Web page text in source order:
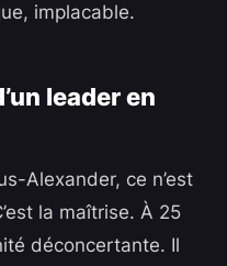
implacable.
leader en
Alexander, ce n’est
la maîtrise. À 25
déconcertante. Il